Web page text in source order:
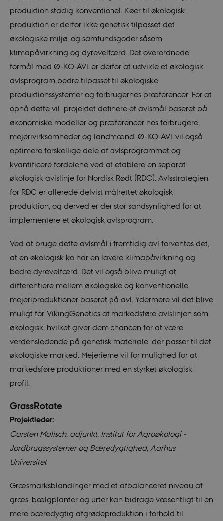
produktion stadig konventionel. Køer til økologisk
produktion er derfor ikke genetisk tilpasset det
økologiske miljø, og samfundsgoder såsom
klimapåvirkning og dyrevelfærd. Det overordnede
formål med Ø-KO-AVL er derfor at udvikle et økologisk
avlsprogram bedre tilpasset til økologiske
produktionssystemer og forbrugernes præferencer. For at
opnå dette vil projektet definere et avlsmål baseret på
økonomiske modeller og præferencer hos forbrugere,
mejerivirksomheder og landmænd. Ø-KO-AVL vil også
optimere forskellige dele af avlsprogrammet og
kvantificere fordelene ved at etablere en separat
økologisk avlslinje for Nordisk Rødt (RDC). Avlsstrategien
for RDC er allerede delvist målrettet økologisk
produktion, og derved er der stor sandsynlighed for at
implementere et økologisk avlsprogram.
Ved at bruge dette avlsmål i fremtidig avl forventes det,
at en økologisk ko har en lavere klimapåvirkning og
bedre dyrevelfærd. Det vil også blive muligt at
differentiere mellem økologiske og konventionelle
mejeriproduktioner baseret på avl. Ydermere vil det blive
muligt for VikingGenetics at markedsføre avlslinjen som
økologisk, hvilket giver dem chancen for at være
verdensledende på genetisk materiale, der passer til det
økologiske marked. Mejerierne vil for mulighed for at
markedsføre produktioner med en styrket økologisk
profil.
GrassRotate
Projektleder:
Carsten Malisch, adjunkt, Institut for Agroøkologi -
Jordbrugssystemer og Bæredygtighed, Aarhus
Universitet
Græsmarksblandinger med et afbalanceret niveau af
græs, bælgplanter og urter kan bidrage væsentligt til en
mere bæredygtig afgrødeproduktion i forhold til